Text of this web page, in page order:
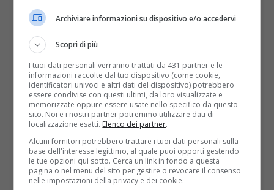
Sport per mezzo del canale Sky Calcio
2 (252) e anche in streaming su NOW e
SkyGO.
PROGRAMMA SERIE C
OGGI
Domenica 10 novembre
Archiviare informazioni su dispositivo e/o accedervi
Scopri di più
I tuoi dati personali verranno trattati da 431 partner e le
informazioni raccolte dal tuo dispositivo (come cookie,
identificatori univoci e altri dati del dispositivo) potrebbero
essere condivise con questi ultimi, da loro visualizzate e
memorizzate oppure essere usate nello specifico da questo
sito. Noi e i nostri partner potremmo utilizzare dati di
localizzazione esatti. Elenco dei partner.
Alcuni fornitori potrebbero trattare i tuoi dati personali sulla
base dell'interesse legittimo, al quale puoi opporti gestendo
le tue opzioni qui sotto. Cerca un link in fondo a questa
pagina o nel menu del sito per gestire o revocare il consenso
nelle impostazioni della privacy e dei cookie.